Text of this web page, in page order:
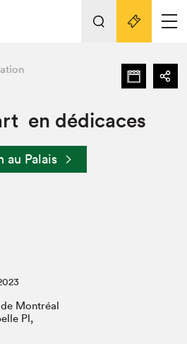
au Salon
Nos activités
en ligne
en dédicaces
au Palais
Montréal
Pl,